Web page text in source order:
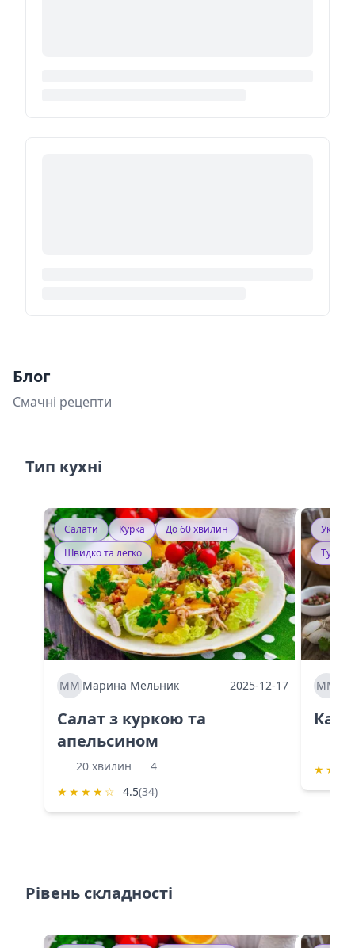
Блог
Смачні рецепти
Тип кухні
Салати Курка
До 60 хвилин
Швидко та легко
ММ Марина Мельник 2025-12-17
Салат з куркою та
апельсином
20 хвилин
4
★ ★ ★ ★ ☆ 4.5(34)
ММ
★ ★
Рівень складності